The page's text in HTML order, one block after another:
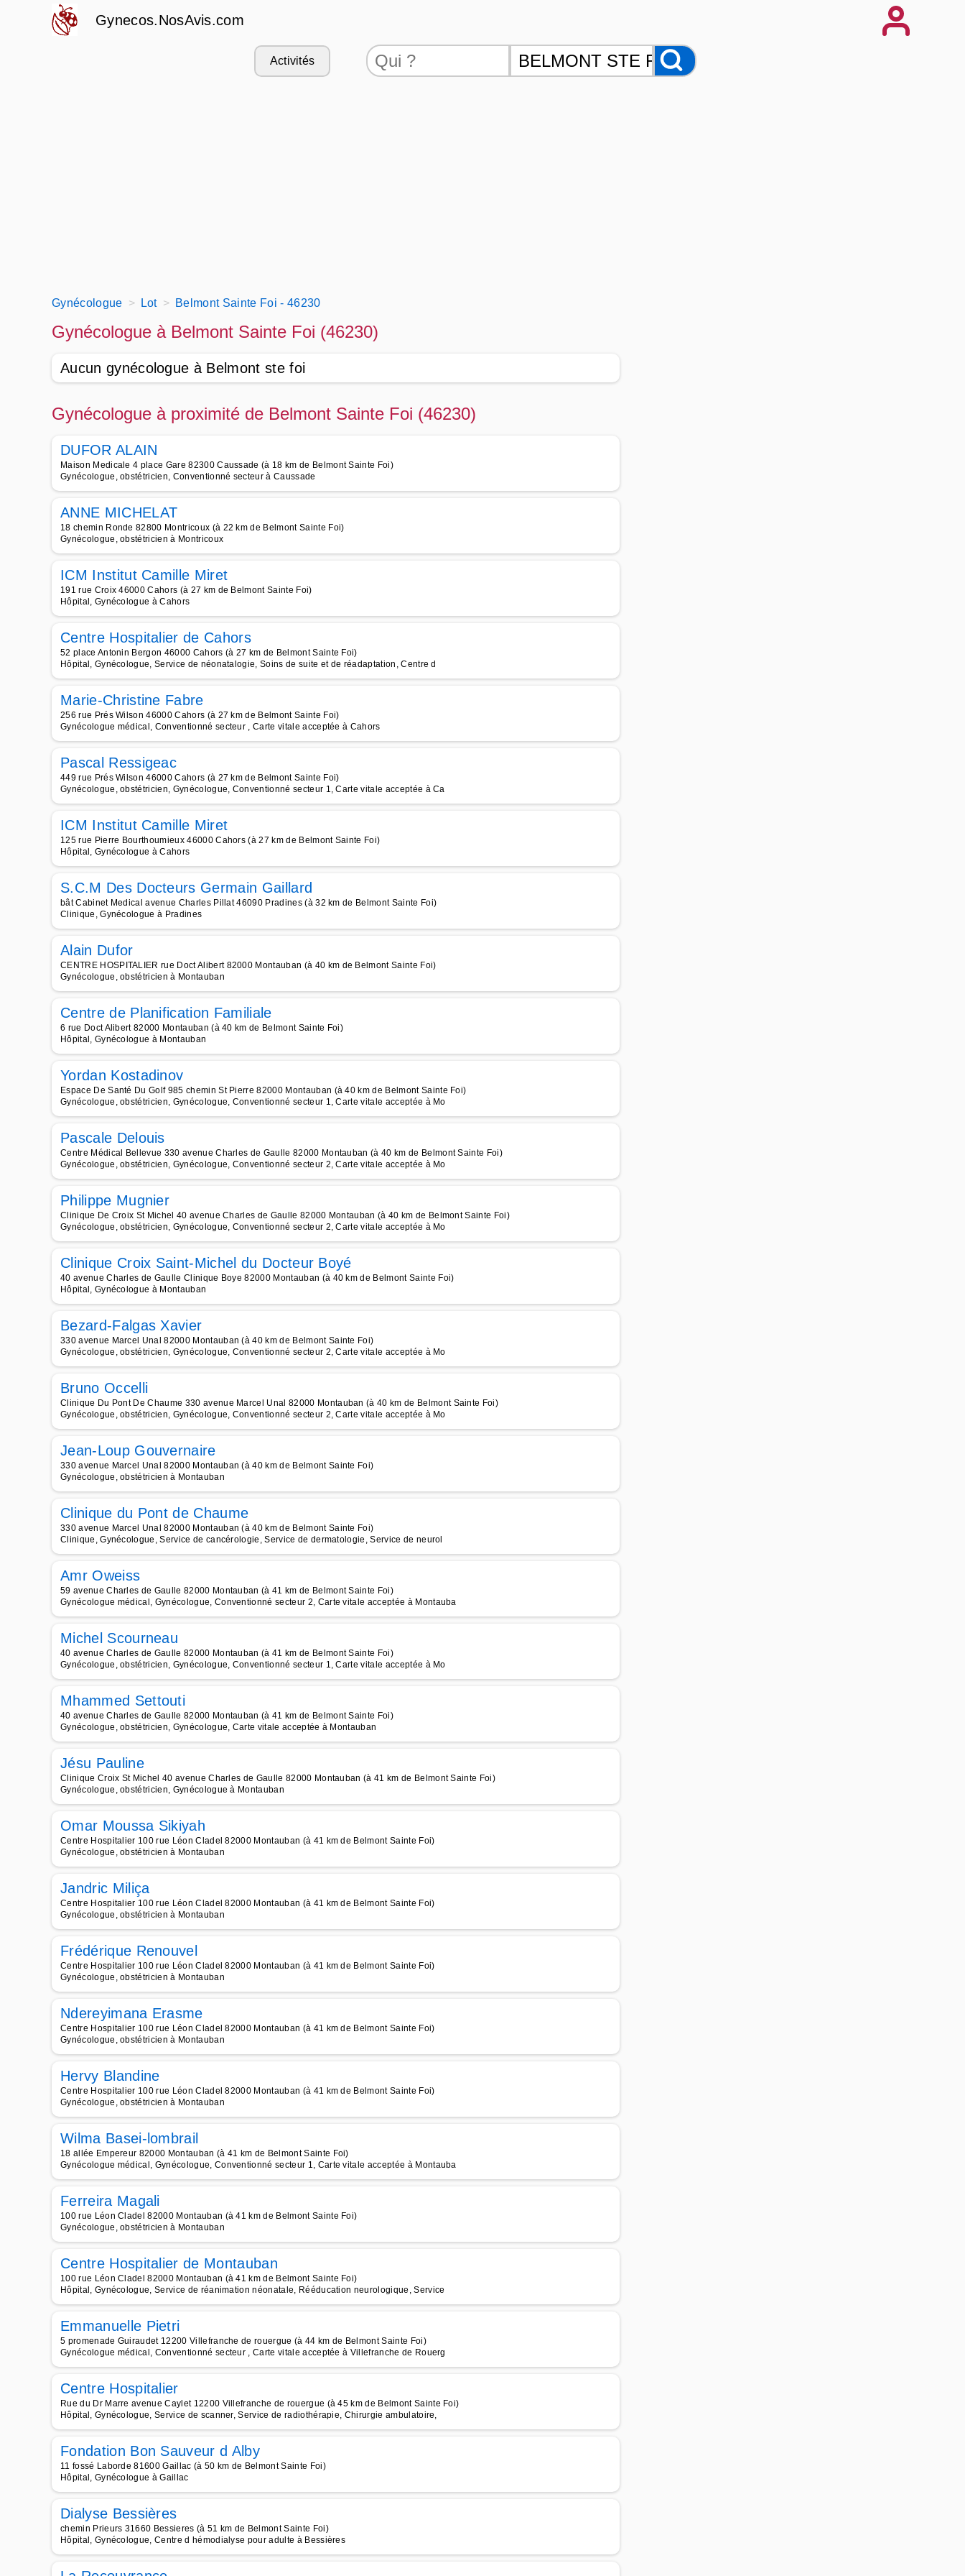
Gynecos.NosAvis.com
Activités
Gynécologue Lot Belmont Sainte Foi - 46230
Gynécologue à Belmont Sainte Foi (46230)
Aucun gynécologue à Belmont ste foi
Gynécologue à proximité de Belmont Sainte Foi (46230)
DUFOR ALAIN
Maison Medicale 4 place Gare 82300 Caussade (à 18 km de Belmont Sainte Foi)
Gynécologue, obstétricien, Conventionné secteur à Caussade
ANNE MICHELAT
18 chemin Ronde 82800 Montricoux (à 22 km de Belmont Sainte Foi)
Gynécologue, obstétricien à Montricoux
ICM Institut Camille Miret
191 rue Croix 46000 Cahors (à 27 km de Belmont Sainte Foi)
Hôpital, Gynécologue à Cahors
Centre Hospitalier de Cahors
52 place Antonin Bergon 46000 Cahors (à 27 km de Belmont Sainte Foi)
Hôpital, Gynécologue, Service de néonatalogie, Soins de suite et de réadaptation, Centre d
Marie-Christine Fabre
256 rue Prés Wilson 46000 Cahors (à 27 km de Belmont Sainte Foi)
Gynécologue médical, Conventionné secteur , Carte vitale acceptée à Cahors
Pascal Ressigeac
449 rue Prés Wilson 46000 Cahors (à 27 km de Belmont Sainte Foi)
Gynécologue, obstétricien, Gynécologue, Conventionné secteur 1, Carte vitale acceptée à Ca
ICM Institut Camille Miret
125 rue Pierre Bourthoumieux 46000 Cahors (à 27 km de Belmont Sainte Foi)
Hôpital, Gynécologue à Cahors
S.C.M Des Docteurs Germain Gaillard
bât Cabinet Medical avenue Charles Pillat 46090 Pradines (à 32 km de Belmont Sainte Foi)
Clinique, Gynécologue à Pradines
Alain Dufor
CENTRE HOSPITALIER rue Doct Alibert 82000 Montauban (à 40 km de Belmont Sainte Foi)
Gynécologue, obstétricien à Montauban
Centre de Planification Familiale
6 rue Doct Alibert 82000 Montauban (à 40 km de Belmont Sainte Foi)
Hôpital, Gynécologue à Montauban
Yordan Kostadinov
Espace De Santé Du Golf 985 chemin St Pierre 82000 Montauban (à 40 km de Belmont Sainte Foi)
Gynécologue, obstétricien, Gynécologue, Conventionné secteur 1, Carte vitale acceptée à Mo
Pascale Delouis
Centre Médical Bellevue 330 avenue Charles de Gaulle 82000 Montauban (à 40 km de Belmont Sainte Foi)
Gynécologue, obstétricien, Gynécologue, Conventionné secteur 2, Carte vitale acceptée à Mo
Philippe Mugnier
Clinique De Croix St Michel 40 avenue Charles de Gaulle 82000 Montauban (à 40 km de Belmont Sainte Foi)
Gynécologue, obstétricien, Gynécologue, Conventionné secteur 2, Carte vitale acceptée à Mo
Clinique Croix Saint-Michel du Docteur Boyé
40 avenue Charles de Gaulle Clinique Boye 82000 Montauban (à 40 km de Belmont Sainte Foi)
Hôpital, Gynécologue à Montauban
Bezard-Falgas Xavier
330 avenue Marcel Unal 82000 Montauban (à 40 km de Belmont Sainte Foi)
Gynécologue, obstétricien, Gynécologue, Conventionné secteur 2, Carte vitale acceptée à Mo
Bruno Occelli
Clinique Du Pont De Chaume 330 avenue Marcel Unal 82000 Montauban (à 40 km de Belmont Sainte Foi)
Gynécologue, obstétricien, Gynécologue, Conventionné secteur 2, Carte vitale acceptée à Mo
Jean-Loup Gouvernaire
330 avenue Marcel Unal 82000 Montauban (à 40 km de Belmont Sainte Foi)
Gynécologue, obstétricien à Montauban
Clinique du Pont de Chaume
330 avenue Marcel Unal 82000 Montauban (à 40 km de Belmont Sainte Foi)
Clinique, Gynécologue, Service de cancérologie, Service de dermatologie, Service de neurol
Amr Oweiss
59 avenue Charles de Gaulle 82000 Montauban (à 41 km de Belmont Sainte Foi)
Gynécologue médical, Gynécologue, Conventionné secteur 2, Carte vitale acceptée à Montauba
Michel Scourneau
40 avenue Charles de Gaulle 82000 Montauban (à 41 km de Belmont Sainte Foi)
Gynécologue, obstétricien, Gynécologue, Conventionné secteur 1, Carte vitale acceptée à Mo
Mhammed Settouti
40 avenue Charles de Gaulle 82000 Montauban (à 41 km de Belmont Sainte Foi)
Gynécologue, obstétricien, Gynécologue, Carte vitale acceptée à Montauban
Jésu Pauline
Clinique Croix St Michel 40 avenue Charles de Gaulle 82000 Montauban (à 41 km de Belmont Sainte Foi)
Gynécologue, obstétricien, Gynécologue à Montauban
Omar Moussa Sikiyah
Centre Hospitalier 100 rue Léon Cladel 82000 Montauban (à 41 km de Belmont Sainte Foi)
Gynécologue, obstétricien à Montauban
Jandric Miliça
Centre Hospitalier 100 rue Léon Cladel 82000 Montauban (à 41 km de Belmont Sainte Foi)
Gynécologue, obstétricien à Montauban
Frédérique Renouvel
Centre Hospitalier 100 rue Léon Cladel 82000 Montauban (à 41 km de Belmont Sainte Foi)
Gynécologue, obstétricien à Montauban
Ndereyimana Erasme
Centre Hospitalier 100 rue Léon Cladel 82000 Montauban (à 41 km de Belmont Sainte Foi)
Gynécologue, obstétricien à Montauban
Hervy Blandine
Centre Hospitalier 100 rue Léon Cladel 82000 Montauban (à 41 km de Belmont Sainte Foi)
Gynécologue, obstétricien à Montauban
Wilma Basei-lombrail
18 allée Empereur 82000 Montauban (à 41 km de Belmont Sainte Foi)
Gynécologue médical, Gynécologue, Conventionné secteur 1, Carte vitale acceptée à Montauba
Ferreira Magali
100 rue Léon Cladel 82000 Montauban (à 41 km de Belmont Sainte Foi)
Gynécologue, obstétricien à Montauban
Centre Hospitalier de Montauban
100 rue Léon Cladel 82000 Montauban (à 41 km de Belmont Sainte Foi)
Hôpital, Gynécologue, Service de réanimation néonatale, Rééducation neurologique, Service
Emmanuelle Pietri
5 promenade Guiraudet 12200 Villefranche de rouergue (à 44 km de Belmont Sainte Foi)
Gynécologue médical, Conventionné secteur , Carte vitale acceptée à Villefranche de Rouerg
Centre Hospitalier
Rue du Dr Marre avenue Caylet 12200 Villefranche de rouergue (à 45 km de Belmont Sainte Foi)
Hôpital, Gynécologue, Service de scanner, Service de radiothérapie, Chirurgie ambulatoire,
Fondation Bon Sauveur d Alby
11 fossé Laborde 81600 Gaillac (à 50 km de Belmont Sainte Foi)
Hôpital, Gynécologue à Gaillac
Dialyse Bessières
chemin Prieurs 31660 Bessieres (à 51 km de Belmont Sainte Foi)
Hôpital, Gynécologue, Centre d hémodialyse pour adulte à Bessières